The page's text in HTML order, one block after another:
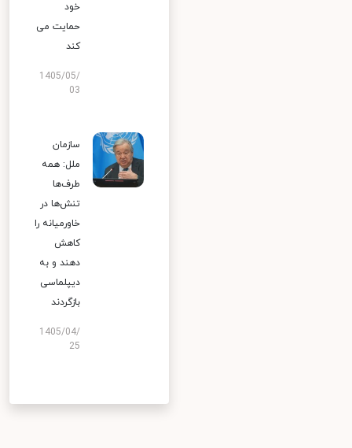
خود
حمایت می
کند
1405/05/
03
سازمان
ملل: همه
طرف‌ها
تنش‌ها در
خاورمیانه را
کاهش
دهند و به
دیپلماسی
بازگردند
1405/04/
25